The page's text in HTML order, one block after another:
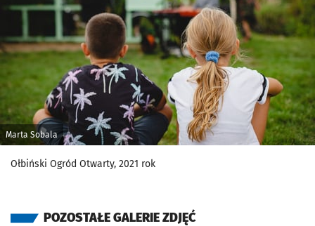
Marta Sobala
Ołbiński Ogród Otwarty, 2021 rok
POZOSTAŁE GALERIE ZDJĘĆ